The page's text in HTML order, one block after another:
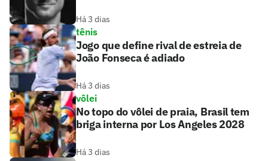
Há 3 dias
tênis
Jogo que define rival de estreia de
João Fonseca é adiado
Há 3 dias
vôlei
No topo do vôlei de praia, Brasil tem
briga interna por Los Angeles 2028
Há 3 dias